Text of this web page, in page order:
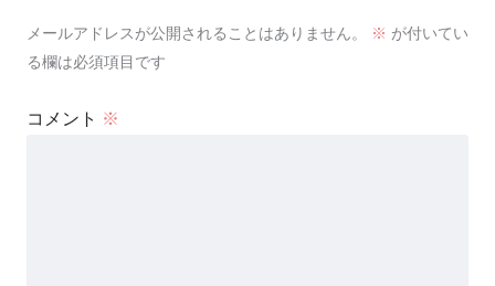
メールアドレスが公開されることはありません。 ※ が付いてい
る欄は必須項目です
コメント ※